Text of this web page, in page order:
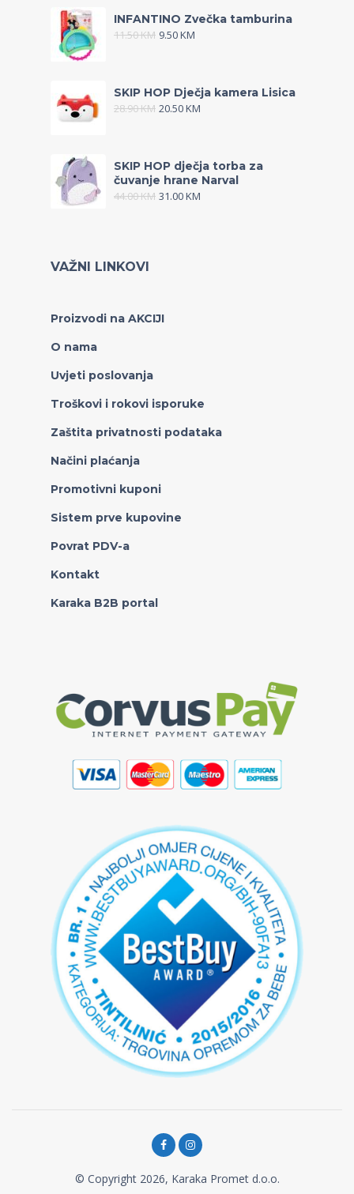
INFANTINO Zvečka tamburina
11.50KM 9.50KM
SKIP HOP Dječja kamera Lisica
28.90KM 20.50KM
SKIP HOP dječja torba za
čuvanje hrane Narval
44.00KM 31.00KM
VAŽNI LINKOVI
Proizvodi na AKCIJI
O nama
Uvjeti poslovanja
Troškovi i rokovi isporuke
Zaštita privatnosti podataka
Načini plaćanja
Promotivni kuponi
Sistem prve kupovine
Povrat PDV-a
Kontakt
Karaka B2B portal
© Copyright 2026, Karaka Promet d.o.o.